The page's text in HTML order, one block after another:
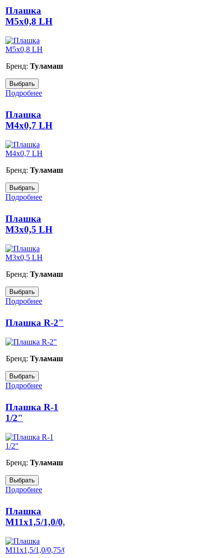
Плашка
М5х0,8 LH
Бренд: Туламаш
Подробнее
Плашка
М4х0,7 LH
Бренд: Туламаш
Подробнее
Плашка
М3х0,5 LH
Бренд: Туламаш
Подробнее
Плашка R-2"
Бренд: Туламаш
Подробнее
Плашка R-1
1/2"
Бренд: Туламаш
Подробнее
Плашка
М11х1,5/1,0/0,75/0,5